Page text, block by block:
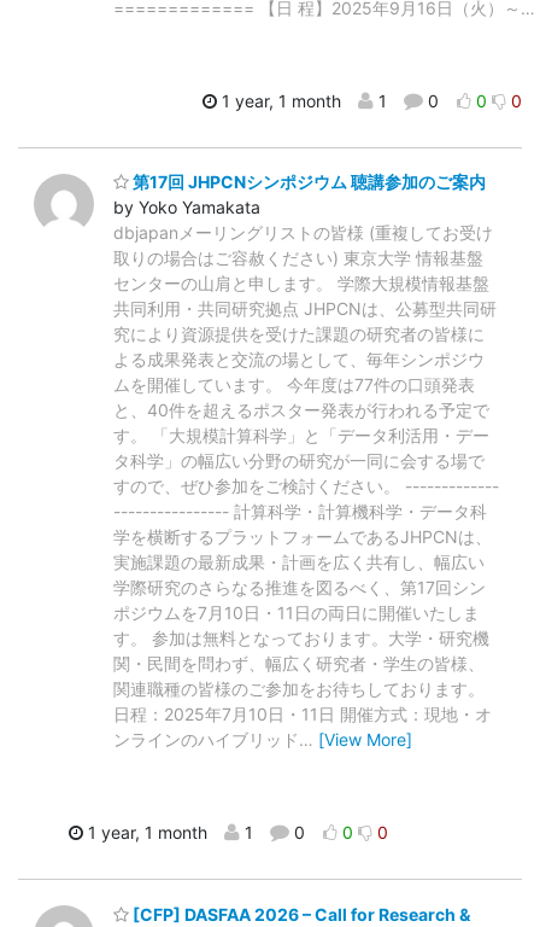
============= 【日 程】2025年9月16日（火）～ …
1 year, 1 month 1 0 0 0
第17回 JHPCNシンポジウム 聴講参加のご案内
by Yoko Yamakata
dbjapanメーリングリストの皆様 (重複してお受け
取りの場合はご容赦ください) 東京大学 情報基盤
センターの山肩と申します。 学際大規模情報基盤
共同利用・共同研究拠点 JHPCNは、公募型共同研
究により資源提供を受けた課題の研究者の皆様に
よる成果発表と交流の場として、毎年シンポジウ
ムを開催しています。 今年度は77件の口頭発表
と、40件を超えるポスター発表が行われる予定で
す。 「大規模計算科学」と「データ利活用・デー
タ科学」の幅広い分野の研究が一同に会する場で
すので、ぜひ参加をご検討ください。 -------------
---------------- 計算科学・計算機科学・データ科
学を横断するプラットフォームであるJHPCNは、
実施課題の最新成果・計画を広く共有し、幅広い
学際研究のさらなる推進を図るべく、第17回シン
ポジウムを7月10日・11日の両日に開催いたしま
す。 参加は無料となっております。大学・研究機
関・民間を問わず、幅広く研究者・学生の皆様、
関連職種の皆様のご参加をお待ちしております。
日程：2025年7月10日・11日 開催方式：現地・オ
ンラインのハイブリッド… [View More]
1 year, 1 month 1 0 0 0
[CFP] DASFAA 2026 – Call for Research &